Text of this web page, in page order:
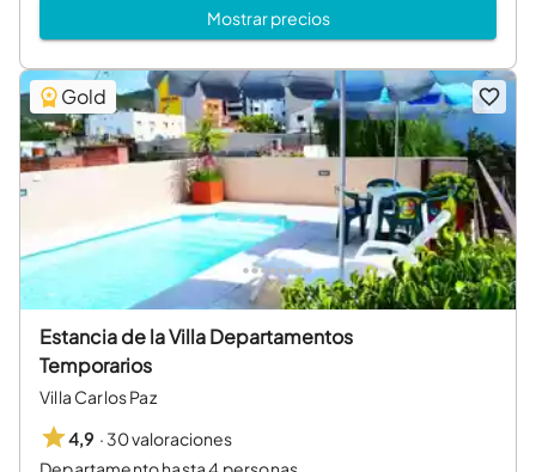
Mostrar precios
Gold
Estancia de la Villa Departamentos
Temporarios
Villa Carlos Paz
4,9 · 30 valoraciones